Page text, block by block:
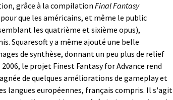
grâce à la compilation Final Fantasy
que les américains, et même le public
les quatrième et sixième opus),
Squaresoft y a même ajouté une belle
de synthèse, donnant un peu plus de relief
le projet Finest Fantasy for Advance rend
de quelques améliorations de gameplay et
langues européennes, français compris. Il s'agit